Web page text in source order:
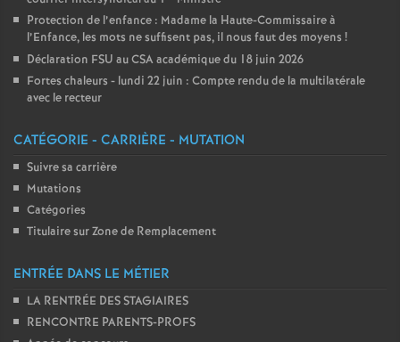
Protection de l’enfance : Madame la Haute-Commissaire à
l’Enfance, les mots ne suffisent pas, il nous faut des moyens !
Déclaration FSU au CSA académique du 18 juin 2026
Fortes chaleurs - lundi 22 juin : Compte rendu de la multilatérale
avec le recteur
CATÉGORIE - CARRIÈRE - MUTATION
Suivre sa carrière
Mutations
Catégories
Titulaire sur Zone de Remplacement
ENTRÉE DANS LE MÉTIER
LA RENTRÉE DES STAGIAIRES
RENCONTRE PARENTS-PROFS